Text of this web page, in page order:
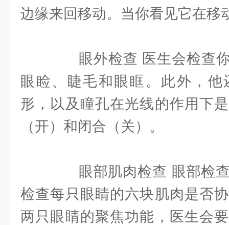
边缘来回移动。当你看见它在移
眼外检查 医生会检查
眼睑、睫毛和眼眶。此外，
形，以及瞳孔在光线的作用下
（开）和闭合（关）。
眼部肌肉检查 眼部检查
检查每只眼睛的六块肌肉是否
两只眼睛的聚焦功能，医生会